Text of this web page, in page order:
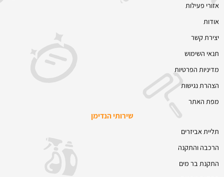
אזורי פעילות
אודות
יצירת קשר
תנאי השימוש
מדיניות הפרטיות
הצהרת נגישות
מפת האתר
שירותי הנדימן
תליית אביזרים
הרכבה והתקנה
התקנת בר מים